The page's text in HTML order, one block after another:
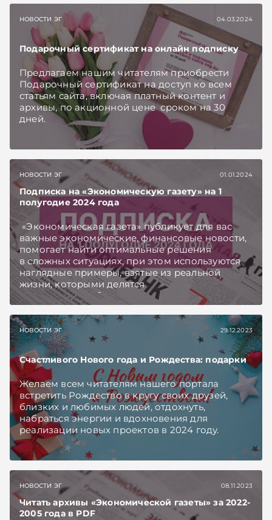
НОВОСТИ ЭГ 04.03.2024
Подарочный сертификат на онлайн подписку
Предлагаем нашим читателям приобрести
Подарочный сертификат на доступ ко всем
статьям сайта, включая платный контент и
архивы, по акционной цене сроком на 30
дней.
НОВОСТИ ЭГ 01.01.2024
Подписка на «Экономическую газету» на 1
полугодие 2024 года
«Экономическая газета» публикует для вас
важные экономические, финансовые новости,
помогает найти оптимальные решения
в сложных ситуациях, при этом используются
наглядные примеры, взятые из реальной
жизни, которыми делятся
практикующие бухгалтеры, налоговые
консультанты, аудиторы, экономисты, юристы.
НОВОСТИ ЭГ 29.12.2023
Счастливого Нового года и Рождества: подарки
Желаем всем читателям нашего портала
встретить Рождество в кругу своих друзей,
близких и любимых людей, отдохнуть,
набраться энергии и вдохновения для
реализации новых проектов в 2024 году.
НОВОСТИ ЭГ 08.11.2023
Читать архивы «Экономической газеты» за 2022-
2005 года в PDF